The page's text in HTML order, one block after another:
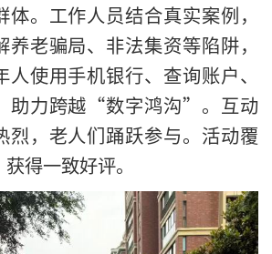
。工作人员结合真实案例，
老骗局、非法集资等陷阱，
使用手机银行、查询账户、
助力跨越“数字鸿沟”。互动
烈，老人们踊跃参与。活动覆
得一致好评。